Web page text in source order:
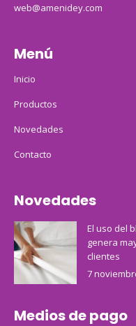
web@amenidey.com
Menú
Inicio
Productos
Novedades
Contacto
Novedades
El uso del
genera
clientes
7
Medios de pago